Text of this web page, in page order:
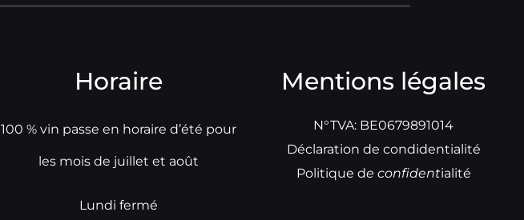
Horaire
100 % vin passe en horaire d’été pour
les mois de juillet et août
Lundi fermé
Mentions légales
N°TVA: BE0679891014
Déclaration de condidentialité
Politique de confidentialité